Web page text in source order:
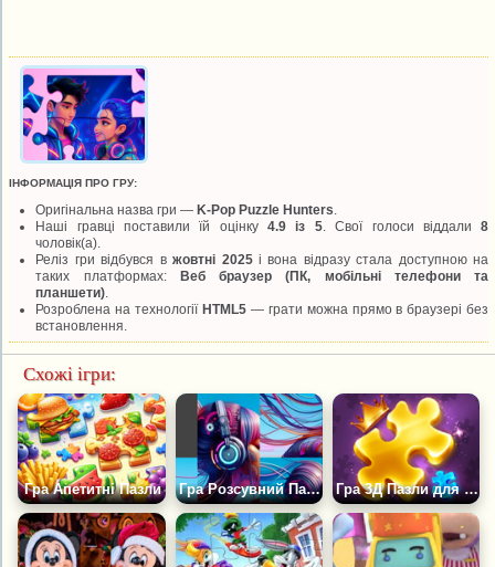
ІНФОРМАЦІЯ ПРО ГРУ:
Оригінальна назва гри —K-Pop Puzzle Hunters
Наші гравці поставили їй оцінку4.9 із 5. Свої голоси віддали8
чоловік(а).
Реліз гри відбувся вжовтні 2025і вона відразу стала доступною на
таких платформах: Веб браузер (ПК, мобільні телефони та
планшети)
Розроблена на технології HTML5— грати можна прямо в браузері без
встановлення.
Схожі ігри:
Гра Апетитні Пазли Гра Розсувний Пазл: Картинки Гра 3Д Пазли для Дітей